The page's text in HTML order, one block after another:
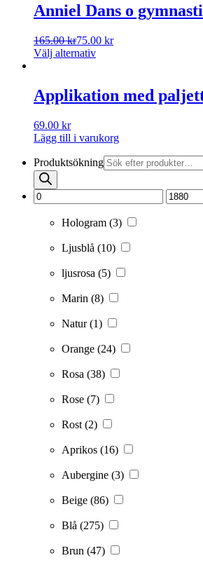
Anniel Dans o
165.00kr75.00 kr
Välj alternativ
Applikation med
69.00 kr
Lägg till i varukorg
Produktsökning
Hologram (3)
Ljusblå (10)
ljusrosa (5)
Marin (8)
Natur(1)
Orange (24)
Rosa (38)
Rose (7)
Rost (2)
Aprikos (16)
Aubergine (3)
Beige (86)
Blå (275)
Brun (47)